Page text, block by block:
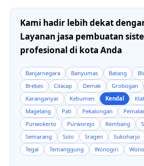
Kami hadir lebih dekat
Layanan jasa pembuatan
profesional di kota Anda
Banjarnegara Banyumas Batang
Brebes
Cilacap Demak Grobogan
Karanganyar
Kebumen Kendal
Magelang
Pati Pekalongan
Purwokerto
Purworejo Rembang
Semarang
Solo Sragen Sukoharjo
Tegal
Temanggung Wonogiri